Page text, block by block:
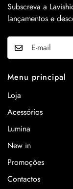
Subscreva a
lançamentos e
Menu principal
Loja
Acessórios
Lumina
New in
Promoções
Contactos